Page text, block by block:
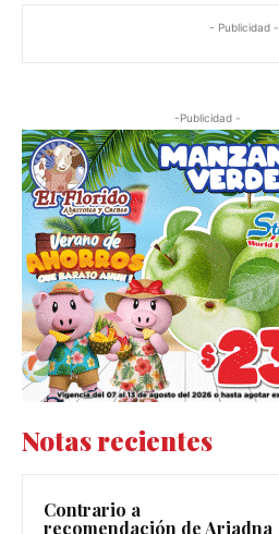
- Publicidad -
-Publicidad -
Notas recientes
Contrario a
recomendación de Ariadna